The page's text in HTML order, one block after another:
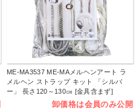
ME-MA3537 ME-MAメルヘンアート ラ
メルヘン ストラップ キット 「シルバ
ー」 長さ120～130㎝ [金具含まず]
卸価格は会員のみ公開